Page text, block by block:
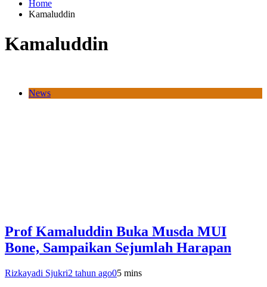
Home
Kamaluddin
Kamaluddin
News
Prof Kamaluddin Buka Musda MUI
Bone, Sampaikan Sejumlah Harapan
Rizkayadi Sjukri2 tahun ago05 mins